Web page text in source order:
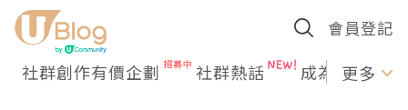
會員登記
社群創作有價企劃 社群熱話 成為U更多